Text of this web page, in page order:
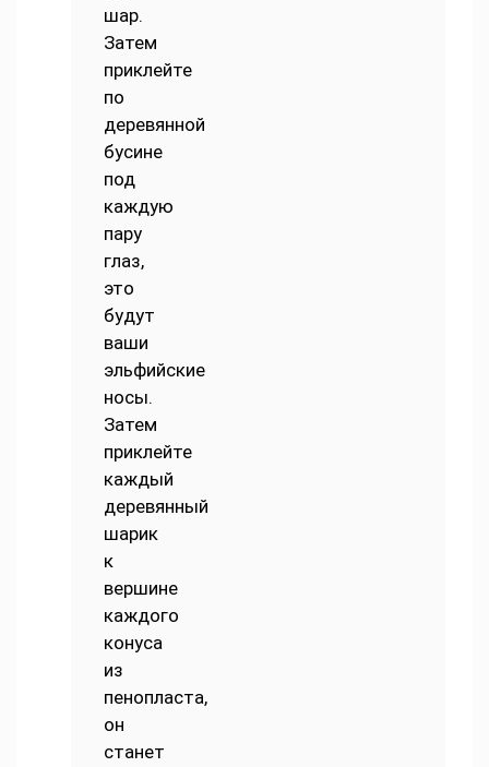
шар.
Затем
приклейте
по
деревянной
бусине
под
каждую
пару
глаз,
это
будут
ваши
эльфийские
носы.
Затем
приклейте
каждый
деревянный
шарик
к
вершине
каждого
конуса
из
пенопласта,
он
станет